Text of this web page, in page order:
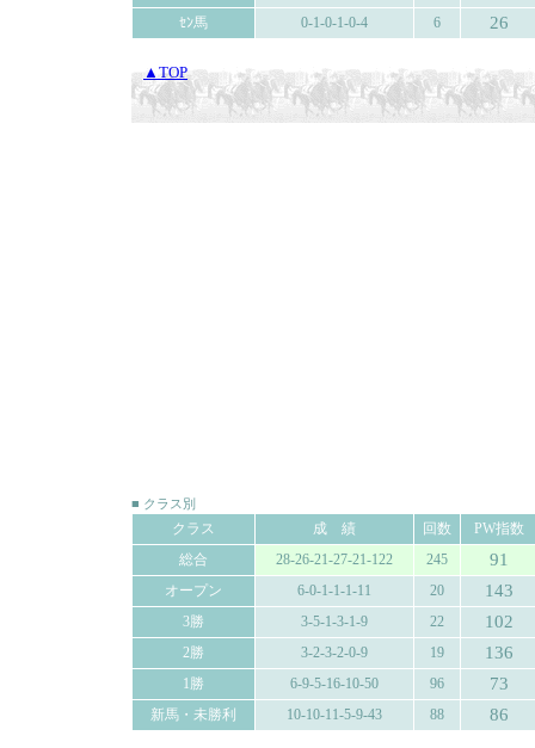
ｾﾝ馬 0-1-0-1-0-4 6 26
▲TOP
■ クラス別
クラス 成 績 回数
PW指数
総合
28-26-21-27-21-122 245 91
オープン 6-0-1-1-1-11 20 143
3勝 3-5-1-3-1-9 22 102
2勝 3-2-3-2-0-9 19 136
1勝 6-9-5-16-10-50 96 73
新馬・未勝利 10-10-11-5-9-43 88 86